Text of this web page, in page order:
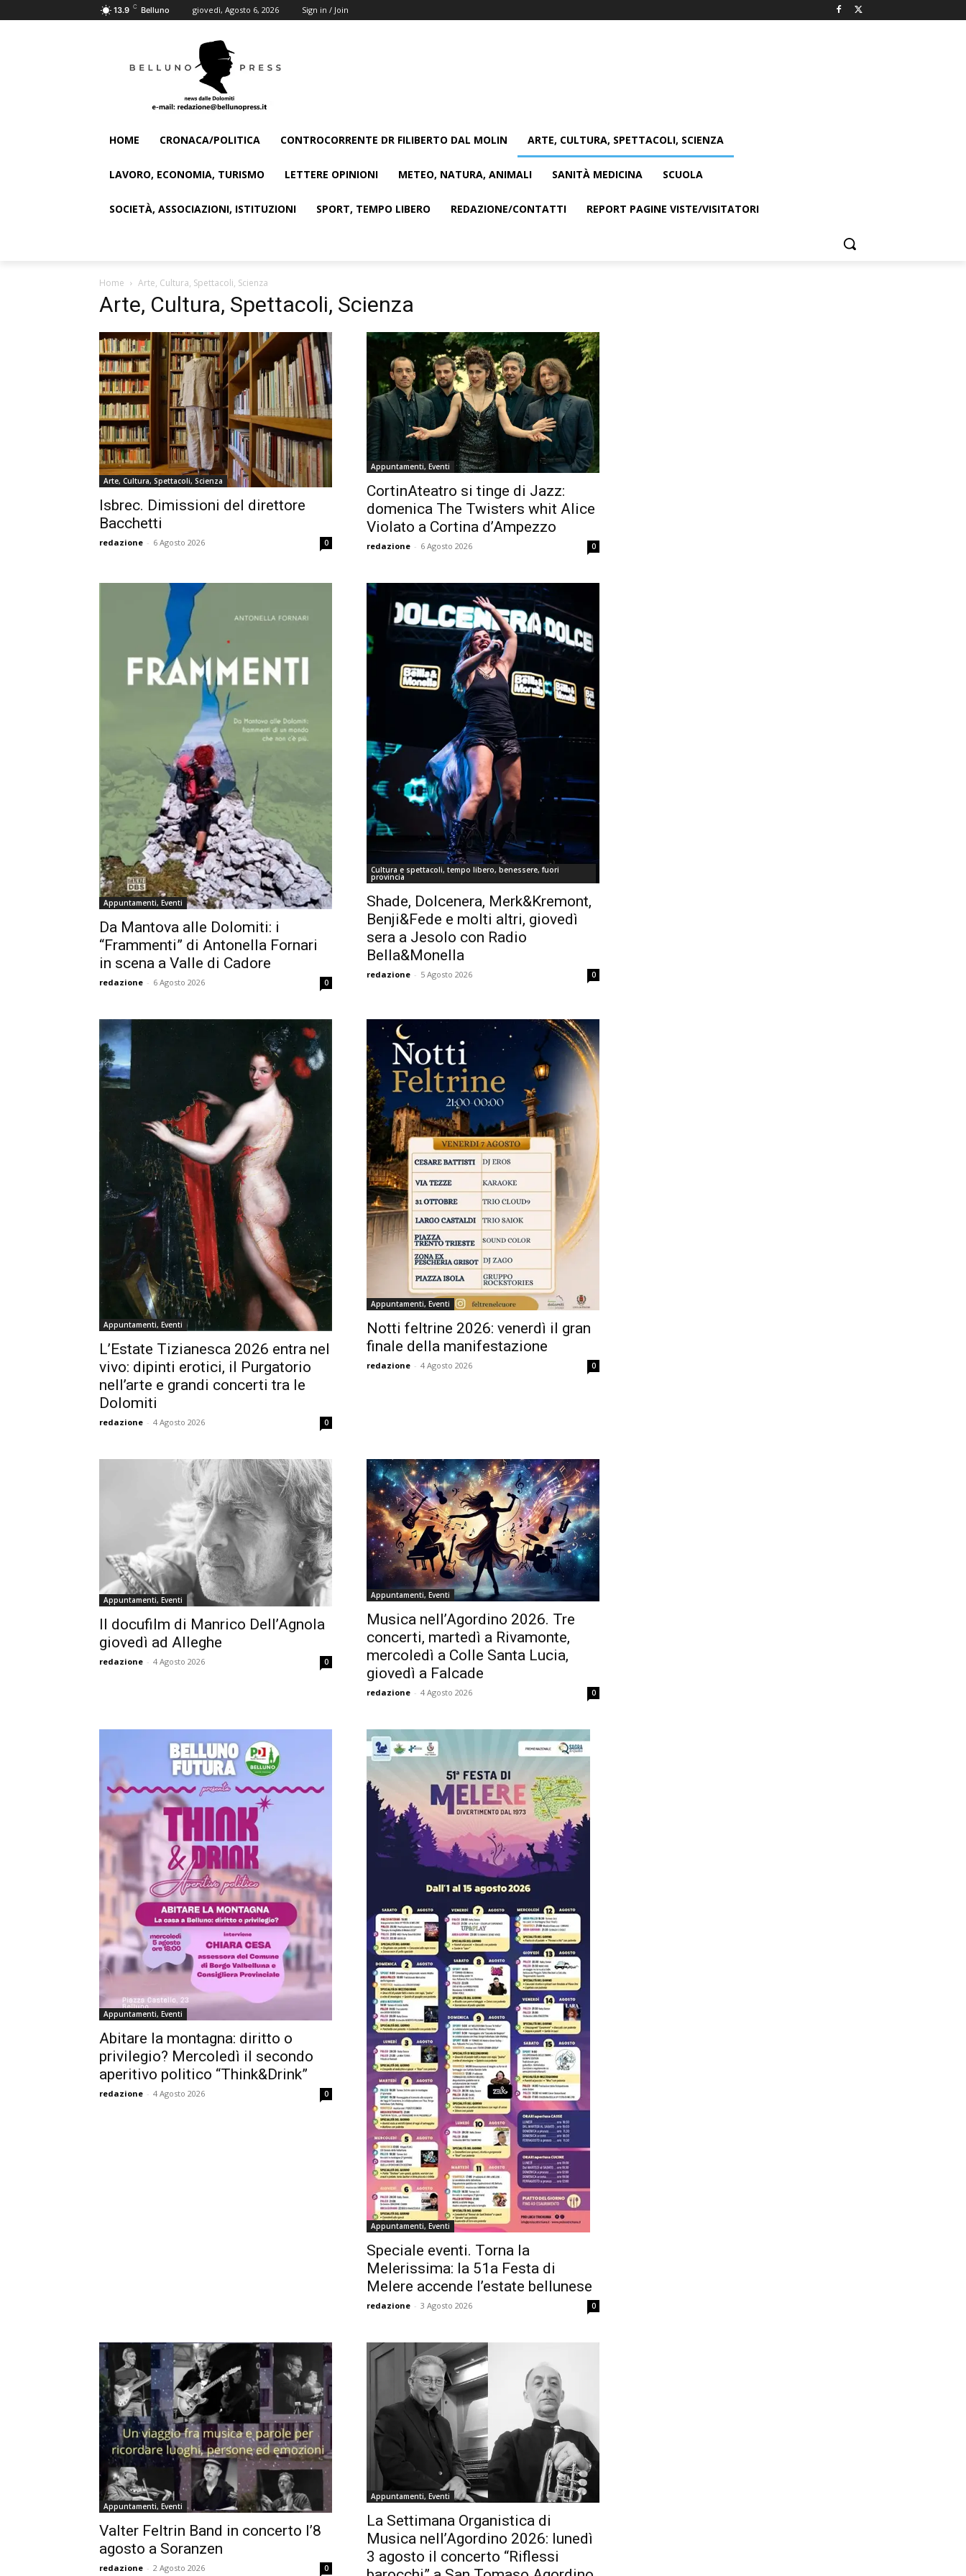
13.9 C Belluno giovedì, Agosto 6, 2026 Sign in / Join
HOME CRONACA/POLITICA CONTROCORRENTE DR FILIBERTO DAL MOLIN ARTE, CULTURA, SPETTACOLI, SCIENZA
LAVORO, ECONOMIA, TURISMO LETTERE OPINIONI METEO, NATURA, ANIMALI SANITÀ MEDICINA SCUOLA
SOCIETÀ, ASSOCIAZIONI, ISTITUZIONI SPORT, TEMPO LIBERO REDAZIONE/CONTATTI REPORT PAGINE VISTE/VISITATORI
Home Arte, Cultura, Spettacoli, Scienza
Arte, Cultura, Spettacoli, Scienza
Arte, Cultura, Spettacoli, Scienza
Isbrec. Dimissioni del direttore
Bacchetti
redazione - 6 Agosto 2026 0
Appuntamenti, Eventi
CortinAteatro si tinge di Jazz:
domenica The Twisters whit Alice
Violato a Cortina d’Ampezzo
redazione - 6 Agosto 2026 0
Appuntamenti, Eventi
Da Mantova alle Dolomiti: i
“Frammenti” di Antonella Fornari
in scena a Valle di Cadore
redazione - 6 Agosto 2026 0
Cultura e spettacoli, tempo libero, benessere, fuori
provincia
Shade, Dolcenera, Merk&Kremont,
Benji&Fede e molti altri, giovedì
sera a Jesolo con Radio
Bella&Monella
redazione - 5 Agosto 2026 0
Appuntamenti, Eventi
L’Estate Tizianesca 2026 entra nel
vivo: dipinti erotici, il Purgatorio
nell’arte e grandi concerti tra le
Dolomiti
redazione - 4 Agosto 2026 0
Appuntamenti, Eventi
Notti feltrine 2026: venerdì il gran
finale della manifestazione
redazione - 4 Agosto 2026 0
Appuntamenti, Eventi
Il docufilm di Manrico Dell’Agnola
giovedì ad Alleghe
redazione - 4 Agosto 2026 0
Appuntamenti, Eventi
Musica nell’Agordino 2026. Tre
concerti, martedì a Rivamonte,
mercoledì a Colle Santa Lucia,
giovedì a Falcade
redazione - 4 Agosto 2026 0
Appuntamenti, Eventi
Abitare la montagna: diritto o
privilegio? Mercoledì il secondo
aperitivo politico “Think&Drink”
redazione - 4 Agosto 2026 0
Appuntamenti, Eventi
Speciale eventi. Torna la
Melerissima: la 51a Festa di
Melere accende l’estate bellunese
redazione - 3 Agosto 2026 0
Appuntamenti, Eventi
Valter Feltrin Band in concerto l’8
agosto a Soranzen
redazione - 2 Agosto 2026 0
Appuntamenti, Eventi
La Settimana Organistica di
Musica nell’Agordino 2026: lunedì
3 agosto il concerto “Riflessi